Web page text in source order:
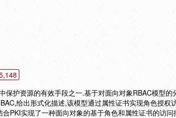
保护资源的有效手段之一.基于对面向对象RBAC模型
给出形式化描述,该模型通过属性证书实现角色授权
PKI实现了一种面向对象的基于角色和属性证书的访问